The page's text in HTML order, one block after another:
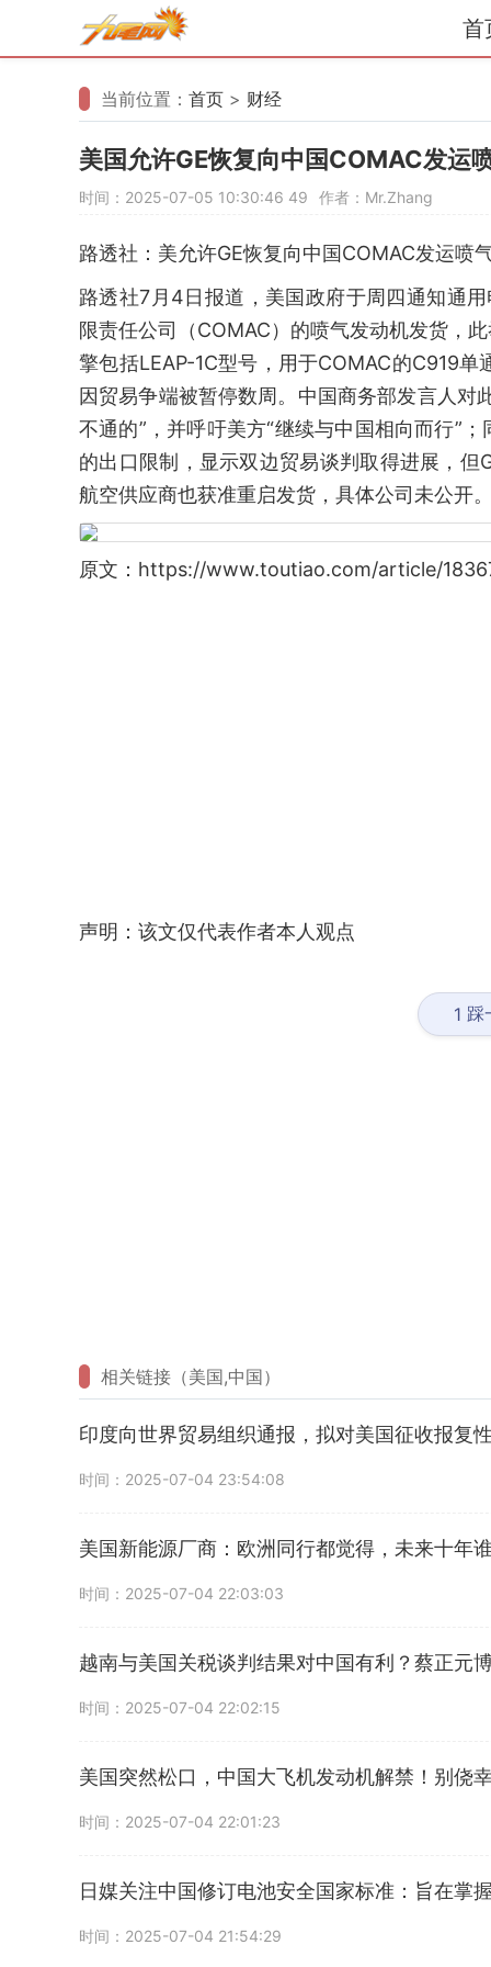
首
当前位置： 首页 > 财经
美国允许GE恢复向中国COMAC发运
时间：2025-07-05 10:30:46 49 作者：Mr.Zhang
路透社：美允许GE恢复向中国COMAC发运喷
路透社7月4日报道，美国政府于周四通知通
限责任公司（COMAC）的喷气发动机发货，
擎包括LEAP-1C型号，用于COMAC的C919
因贸易争端被暂停数周。中国商务部发言人对
不通的”，并呼吁美方“继续与中国相向而行”
的出口限制，显示双边贸易谈判取得进展，
航空供应商也获准重启发货，具体公司未公开。
原文：https://www.toutiao.com/article/
声明：该文仅代表作者本人观点
1 踩
相关链接（美国,中国）
印度向世界贸易组织通报，拟对美国征收报复
时间：2025-07-04 23:54:08
美国新能源厂商：欧洲同行都觉得，未来十年
时间：2025-07-04 22:03:03
越南与美国关税谈判结果对中国有利？蔡正元
时间：2025-07-04 22:02:15
美国突然松口，中国大飞机发动机解禁！别侥
时间：2025-07-04 22:01:23
日媒关注中国修订电池安全国家标准：旨在掌
时间：2025-07-04 21:54:29